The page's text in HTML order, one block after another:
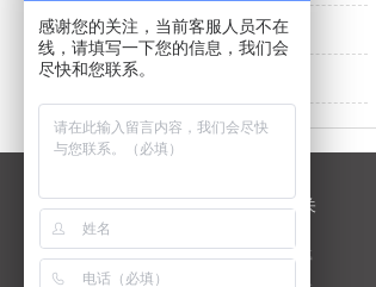
HR33124J
6807ZZ
关于我们
公司简介
NSK相关
资料下载
感谢您的关注，当前客服人员不在
线，请填写一下您的信息，我们会
尽快和您联系。